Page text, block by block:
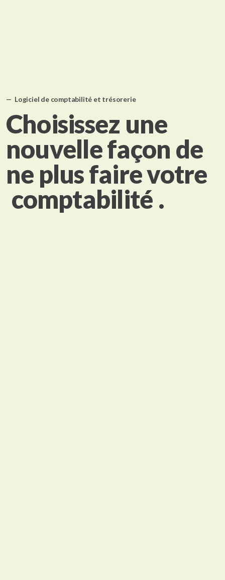
Logiciel de comptabilité et trésorerie
Choisissez une
nouvelle façon de
ne plus faire votre
comptabilité .